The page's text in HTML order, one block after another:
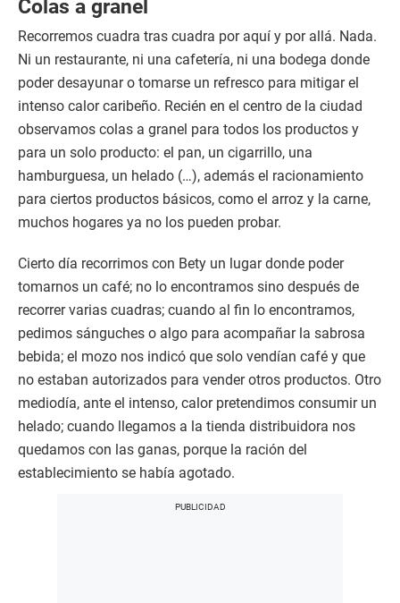
Colas a granel
Recorremos cuadra tras cuadra por aquí y por allá. Nada.
Ni un restaurante, ni una cafetería, ni una bodega donde
poder desayunar o tomarse un refresco para mitigar el
intenso calor caribeño. Recién en el centro de la ciudad
observamos colas a granel para todos los productos y
para un solo producto: el pan, un cigarrillo, una
hamburguesa, un helado (…), además el racionamiento
para ciertos productos básicos, como el arroz y la carne,
muchos hogares ya no los pueden probar.
Cierto día recorrimos con Bety un lugar donde poder
tomarnos un café; no lo encontramos sino después de
recorrer varias cuadras; cuando al fin lo encontramos,
pedimos sánguches o algo para acompañar la sabrosa
bebida; el mozo nos indicó que solo vendían café y que
no estaban autorizados para vender otros productos. Otro
mediodía, ante el intenso, calor pretendimos consumir un
helado; cuando llegamos a la tienda distribuidora nos
quedamos con las ganas, porque la ración del
establecimiento se había agotado.